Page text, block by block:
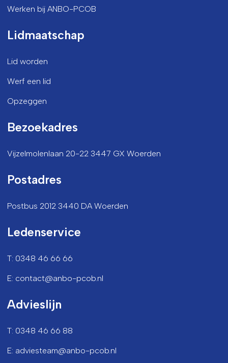
Werken bij ANBO-PCOB
Lidmaatschap
Lid worden
Werf een lid
Opzeggen
Bezoekadres
Vijzelmolenlaan 20-22 3447 GX Woerden
Postadres
Postbus 2012 3440 DA Woerden
Ledenservice
T: 0348 46 66 66
E: contact@anbo-pcob.nl
Advieslijn
T: 0348 46 66 88
E: adviesteam@anbo-pcob.nl